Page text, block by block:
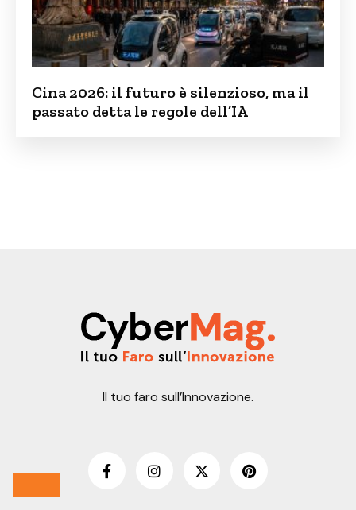
Cina 2026: il futuro è silenzioso, ma il
passato detta le regole dell’IA
Il tuo faro sull’Innovazione.